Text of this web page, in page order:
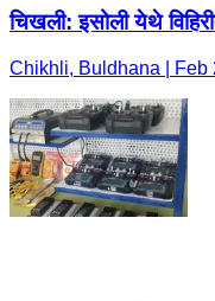
चिखली: इसोली येथे
Chikhli, Buldhana | Feb